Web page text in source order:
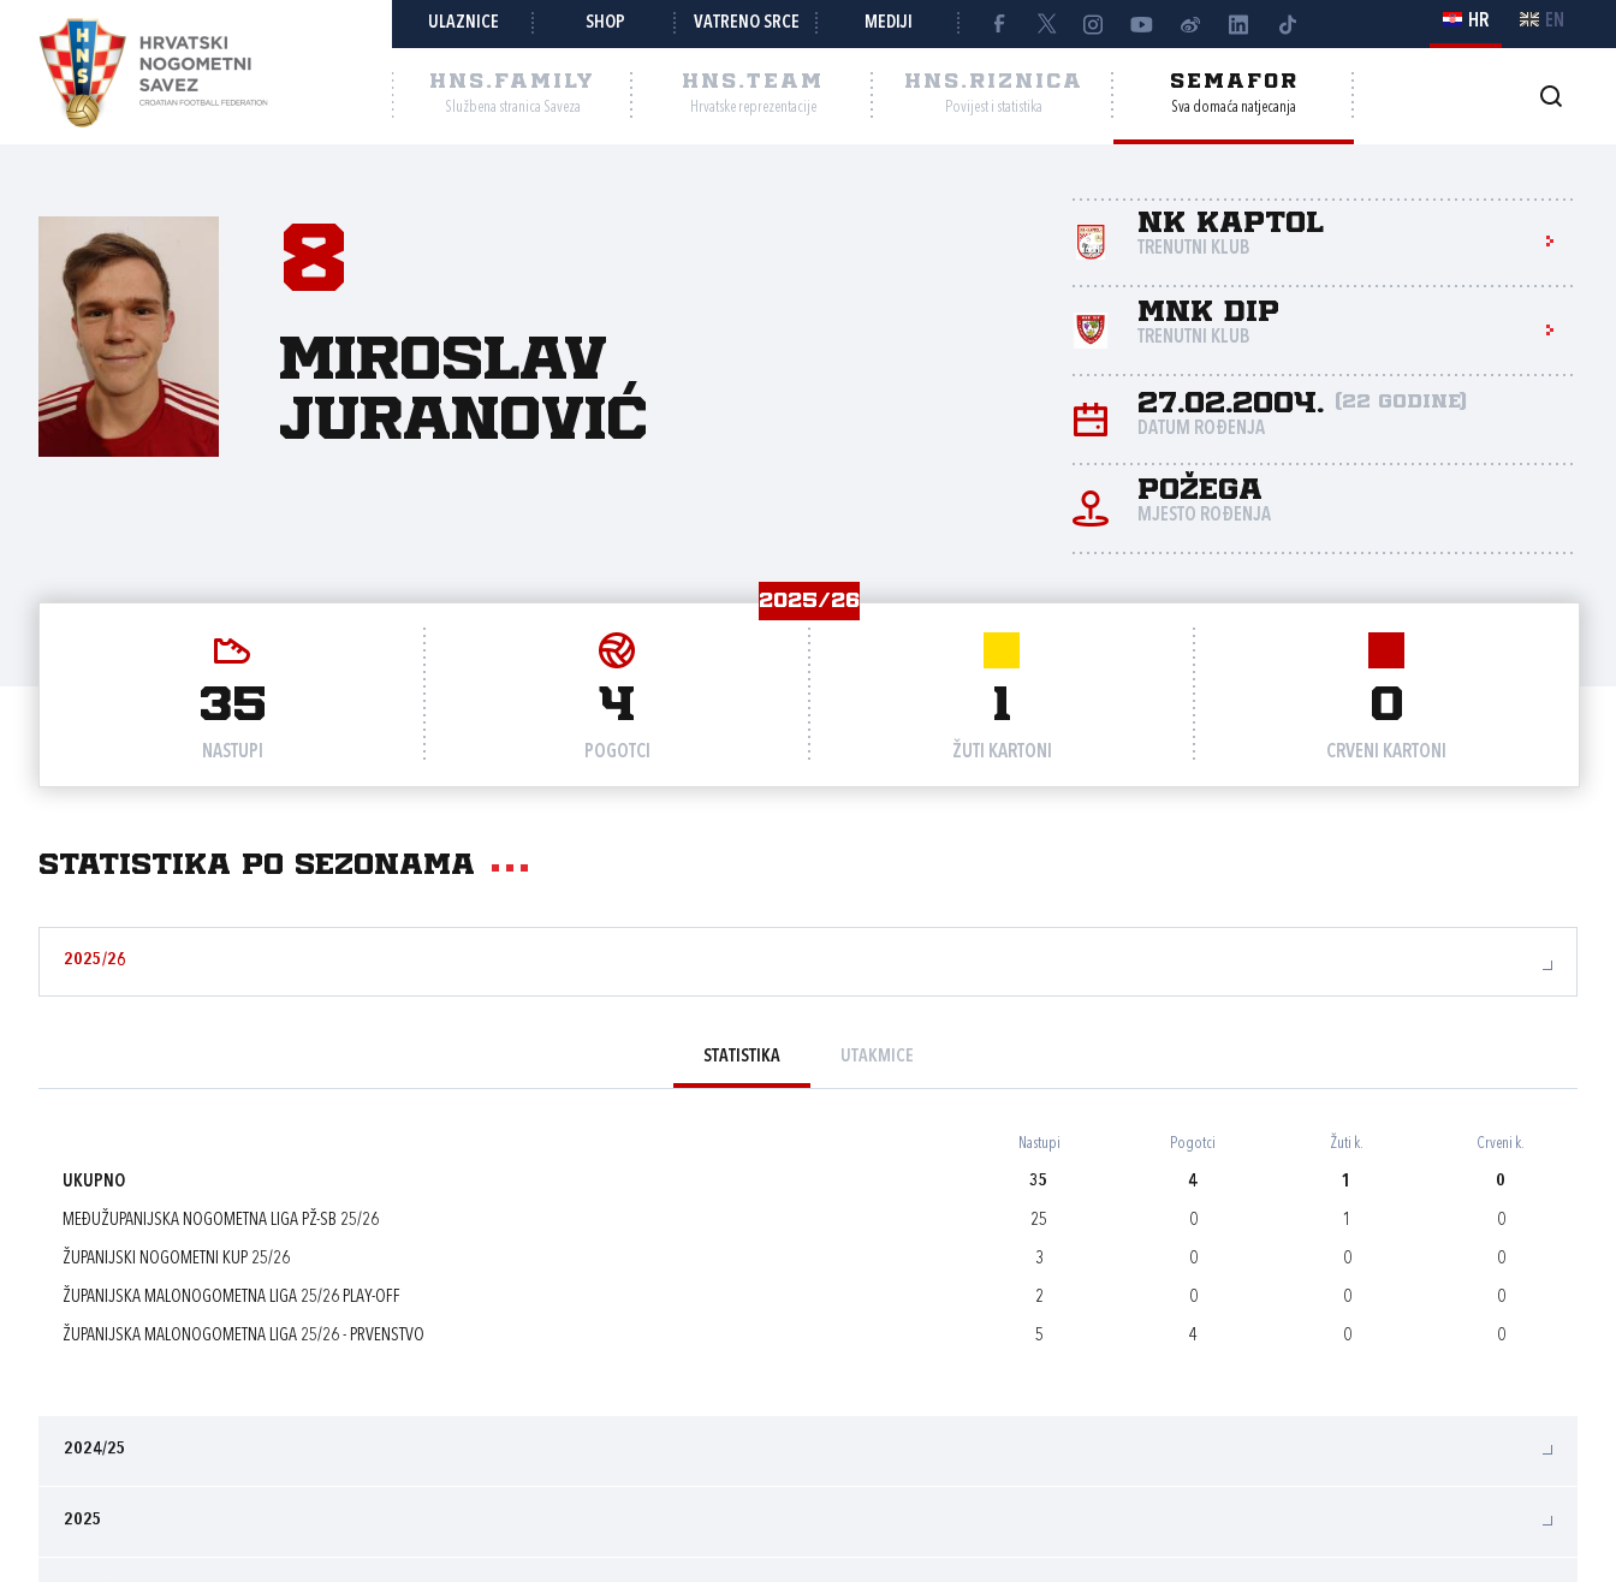
ULAZNICE SHOP VATRENO SRCE MEDIJI HR EN
HNS.FAMILY
Službena stranica Saveza
HNS.TEAM
Hrvatske reprezentacije
HNS.RIZNICA
Povijest i statistika
SEMAFOR
Sva domaća natjecanja
8
Miroslav
Juranović
NK Kaptol
TRENUTNI KLUB
MNK DIP
TRENUTNI KLUB
27.02.2004. (22 godine)
DATUM ROĐENJA
Požega
MJESTO ROĐENJA
2025/26
35
NASTUPI
4
POGOTCI
1
ŽUTI KARTONI
0
CRVENI KARTONI
Statistika po sezonama
2025/26
STATISTIKA UTAKMICE
Nastupi Pogotci Žuti k. Crveni k.
UKUPNO 35 4 1 0
MEĐUŽUPANIJSKA NOGOMETNA LIGA PŽ-SB 25/26 25 0 1 0
ŽUPANIJSKI NOGOMETNI KUP 25/26 3 0 0 0
ŽUPANIJSKA MALONOGOMETNA LIGA 25/26 PLAY-OFF 2 0 0 0
ŽUPANIJSKA MALONOGOMETNA LIGA 25/26 - PRVENSTVO 5 4 0 0
2024/25
2025